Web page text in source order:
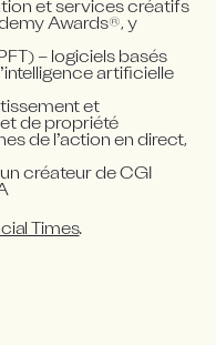
et services créatifs
Awards®, y
– logiciels basés
artificielle
et
de propriété
de l’action en direct,
créateur de CGI
Times.